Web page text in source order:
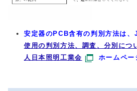
安定器のPCB含有の判別方法は、
使用の判別方法、調査、分別につ
人日本照明工業会
ホームペー